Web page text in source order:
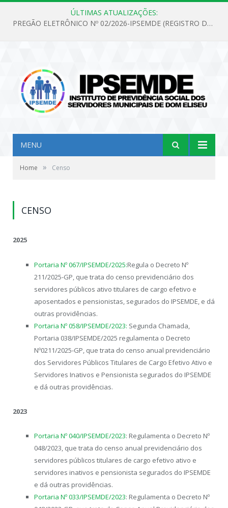
ÚLTIMAS ATUALIZAÇÕES:
PREGÃO ELETRÔNICO Nº 02/2026-IPSEMDE (REGISTRO DE PREÇOS PARA FUTURA E EVENTUAL AQUISIÇÃO DE MATERIAL DE LIMPEZA E GÊNEROS ALIMENTÍCIOS PARA ATENDER AS NECESSIDADES DO INSTITUTO DE PREVIDÊNCIA SOCIAL DOS SERVIDORES MUNICIPAIS DE DOM ELISEU.)
MENU
Home » Censo
CENSO
2025
Portaria Nº 067/IPSEMDE/2025:Regula o Decreto Nº
211/2025-GP, que trata do censo previdenciário dos
servidores públicos ativo titulares de cargo efetivo e
aposentados e pensionistas, segurados do IPSEMDE, e dá
outras providências.
Portaria Nº 058/IPSEMDE/2023: Segunda Chamada,
Portaria 038/IPSEMDE/2025 regulamenta o Decreto
Nº0211/2025-GP, que trata do censo anual previdenciário
dos Servidores Públicos Titulares de Cargo Efetivo Ativo e
Servidores Inativos e Pensionista segurados do IPSEMDE
e dá outras providências.
2023
Portaria Nº 040/IPSEMDE/2023: Regulamenta o Decreto Nº
048/2023, que trata do censo anual previdenciário dos
servidores públicos titulares de cargo efetivo ativo e
servidores inativos e pensionista segurados do IPSEMDE
e dá outras providências.
Portaria Nº 033/IPSEMDE/2023: Regulamenta o Decreto Nº